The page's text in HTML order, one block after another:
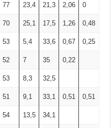
77 23,4 21,3 2,06 0
70 25,1 17,5 1,26 0,48
53 5,4 33,6 0,67 0,25
52 7 35 0,22
53 8,3 32,5
51 9,1 33,1 0,51 0,51
54 13,5 34,1